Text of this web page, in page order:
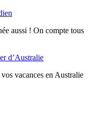
aussi ! On compte tous
d’Australie
vacances en Australie